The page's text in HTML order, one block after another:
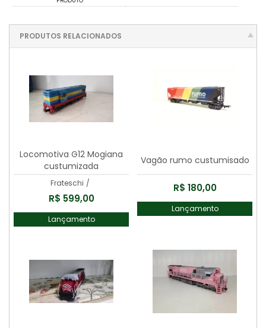
PRODUTOS RELACIONADOS
Locomotiva G12 Mogiana
custumizada
Frateschi /
R$ 599,00
Lançamento
Vagão rumo custumisado
R$ 180,00
Lançamento